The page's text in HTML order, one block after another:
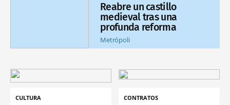
Reabre un castillo
medieval tras una
profunda reforma
Metrópoli
CULTURA CONTRATOS